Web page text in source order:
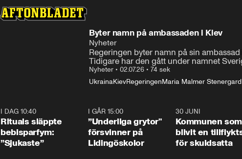
Byter namn på ambassaden i Kiev
Nyheter
Regeringen byter namn på sin
Tidigare har den gått under namnet
Nyheter • 02.07.26 • 74 sek
UkrainaKievRegeringenMaria Malmer Stenergard
I DAG 10:40
Rituals släppte
bebisparfym:
”Sjukaste”
1:07
I GÅR 15:00
”Underliga grytor"
försvinner på
Lidingöskolor
30 JUNI
Kommunen som
blivit en
för skuldsatta